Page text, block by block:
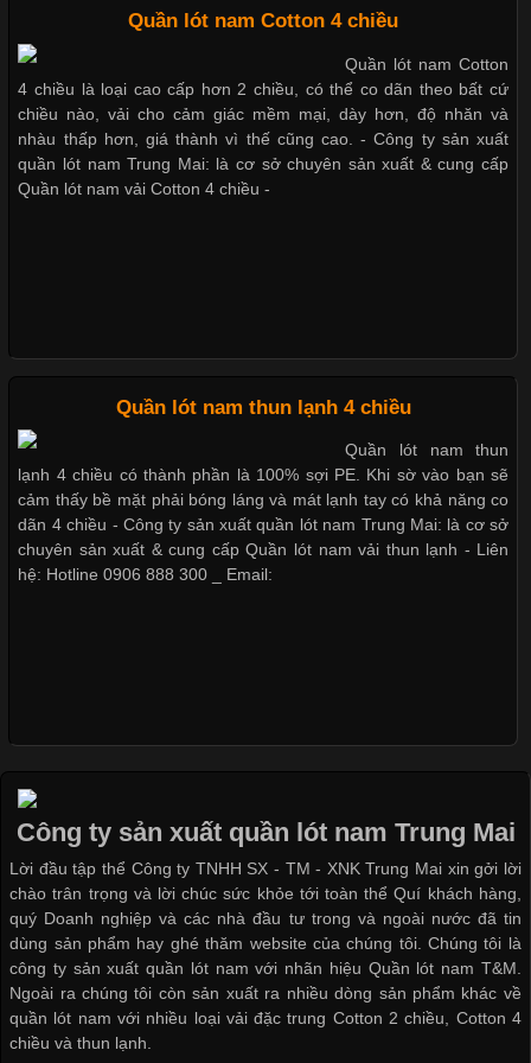
Chất Liệu Bamboo Xu Hướng Mới Trong Ngành Thời Trang
Cập nhật 2026-05-21 14:59:25
Trong những năm gần đây, vải Bamboo đang trở thành một
trong những chất liệu được yêu thích trong ngành thời trang
nhờ đặc tính mềm mại, thoáng khí và thân thiện với môi trường.
Không chỉ được ứng dụng trong quần áo thường ngày, loại vải
Cập nhật 2026-05-20 14:58:56
Vải thun là một trong những chất liệu được sử dụng rộng rãi
nhất trong ngành thời trang nhờ đặc tính co giãn, mềm mại và
thoải mái khi mặc. Từ áo thun, đồ thể thao cho đến đồ lót nam,
vải thun luôn đóng vai trò quan trọng trong quá trình sản xuất.
Hiện nay, nhu cầu tìm kiếm quần lót nam giá
Các Form Áo Thun Phổ Biến Hiện Nay Và Xu Hướng Trong
Ngành May Mặc Áo thun là một trong những trang phục quen
thuộc và được sử dụng phổ biến nhất hiện nay. Không chỉ đa
dạng về màu sắc hay chất liệu, áo thun còn có nhiều form dáng
khác nhau để phù hợp với từng phong cách thời trang và nhu
cầu
Khám Phá Áo Phông Trang Phục Phổ Biến Nhất Hiện Nay
Những mẩu quần lót nam thông dụng hiện nay
Bộ sưu tập quần lót nam Boxer TpHCM
Dễ chịu hơn với quần lót nam giá rẻ vải Cotton 4 chiều
Quần lót nam Cotton 4 chiều
Quần lót nam Cotton
4 chiều là loại cao cấp hơn 2 chiều, có thể co dãn theo bất cứ
chiều nào, vải cho cảm giác mềm mại, dày hơn, độ nhăn và
nhàu thấp hơn, giá thành vì thế cũng cao. - Công ty sản xuất
quần lót nam Trung Mai: là cơ sở chuyên sản xuất & cung cấp
Quần lót nam vải Cotton 4 chiều -
Quần lót nam thun lạnh 4 chiều
Quần lót nam thun
lạnh 4 chiều có thành phần là 100% sợi PE. Khi sờ vào bạn sẽ
cảm thấy bề mặt phải bóng láng và mát lạnh tay có khả năng co
dãn 4 chiều - Công ty sản xuất quần lót nam Trung Mai: là cơ sở
chuyên sản xuất & cung cấp Quần lót nam vải thun lạnh - Liên
hệ: Hotline 0906 888 300 _ Email:
Công ty sản xuất quần lót nam Trung Mai
Lời đầu tập thể Công ty TNHH SX - TM - XNK Trung Mai xin gởi lời
chào trân trọng và lời chúc sức khỏe tới toàn thể Quí khách hàng,
quý Doanh nghiệp và các nhà đầu tư trong và ngoài nước đã tin
dùng sản phẩm hay ghé thăm website của chúng tôi. Chúng tôi là
công ty sản xuất quần lót nam với nhãn hiệu Quần lót nam T&M.
Ngoài ra chúng tôi còn sản xuất ra nhiều dòng sản phẩm khác về
quần lót nam với nhiều loại vải đặc trung Cotton 2 chiều, Cotton 4
chiều và thun lạnh.